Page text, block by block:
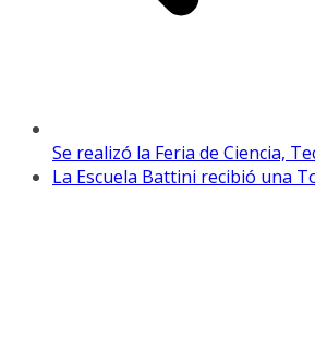
Se realizó la Feria de Ciencia,
La Escuela Battini recibió una